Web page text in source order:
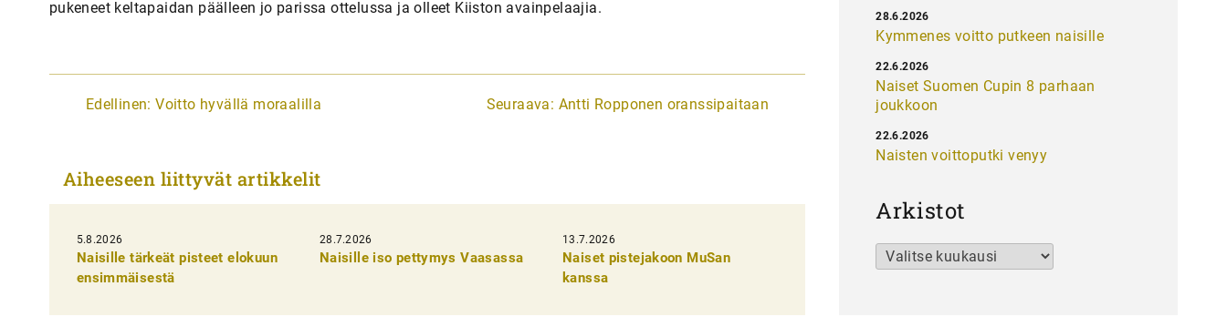
pukeneet keltapaidan päälleen jo parissa ottelussa ja olleet Kiiston avainpelaajia.
A
i
k
e
Edellinen: Voitto hyvällä moraalilla Seuraava: Antti Ropponen oranssipaitaan
Aiheeseen liittyvät artikkelit
5.8.2026
Naisille tärkeät pisteet elokuun
ensimmäisestä
28.7.2026
Naisille iso pettymys Vaasassa
13.7.2026
Naiset pistejakoon MuSan
kanssa
Kymmenes voitto putkeen naisille
28.6.2026
Naiset Suomen Cupin 8 parhaan
joukkoon
22.6.2026
Naisten voittoputki venyy
22.6.2026
Arkistot
Arkistot